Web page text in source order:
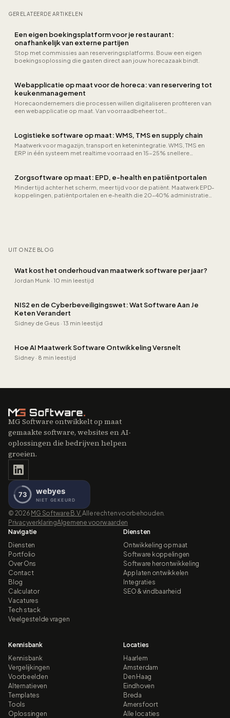
GERELATEERDE ARTIKELEN
Een eigen boekingsplatform voor je restaurant:
onafhankelijk van externe partijen
Stop met commissies aan reserveringsplatforms. Bouw een eigen
boekingsoplossing die gasten direct aan jouw horecazaak bindt.
Webapplicatie op maat voor de horeca: van reservering tot
keukenmanagement
Horecaondernemers die processen willen digitaliseren profiteren van
een webapplicatie op maat. Van voorraadbeheer tot
Logistieke software op maat: WMS, TMS en supply chain
Maatwerk voor magazijn, transport en ketenintegratie. WMS, TMS en
ERP in één systeem met realtime voorraad en 15-25% snellere
Zorgsoftware op maat: EPD, e-health en patiëntportalen
Minder tijd achter het scherm, meer tijd voor de patiënt. Maatwerk EPD-
koppelingen, patiëntportalen en e-health die 20-40% administratie
UIT ONZE BLOG
Wat kost het onderhoud van maatwerk software per jaar?
Jordan Munk · 10 min leestijd
NIS2 en de Cyberbeveiligingswet: Wat Software Aan Je
Keten Verandert
Sidney de Geus · 13 min leestijd
Hoe AI Maatwerk Software Ontwikkeling Versnelt
Sidney · 8 min leestijd
MG Software ontwikkelt op maat
gemaakte software, websites en AI-
oplossingen die bedrijven helpen
groeien.
© 2026 MG Software B.V. Alle rechten voorbehouden.
PrivacyverklaringAlgemene voorwaarden
Navigatie
Diensten
Portfolio
Over Ons
Contact
Blog
Calculator
Vacatures
Tech stack
Veelgestelde vragen
Diensten
Ontwikkeling op maat
Software koppelingen
Software herontwikkeling
App laten ontwikkelen
Integraties
SEO & vindbaarheid
Kennisbank
Kennisbank
Vergelijkingen
Voorbeelden
Alternatieven
Templates
Tools
Oplossingen
Locaties
Haarlem
Amsterdam
Den Haag
Eindhoven
Breda
Amersfoort
Alle locaties